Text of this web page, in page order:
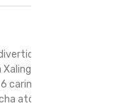
Brinquedos, a
carimbos
atóxica.